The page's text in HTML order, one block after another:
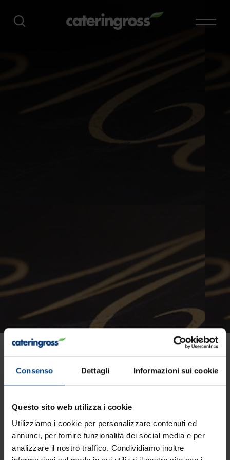
Consenso Dettagli Informazioni sui cookie
Questo sito web utilizza i cookie
Utilizziamo i cookie per personalizzare contenuti ed
annunci, per fornire funzionalità dei social media e per
analizzare il nostro traffico. Condividiamo inoltre
Mission
Progettare e costruire una vera
rete di imprese.
Il valore principale di Cateringross è il valore del
fare sistema.